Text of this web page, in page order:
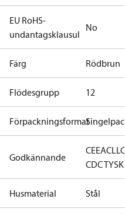
EU RoHS-
undantagsklausul
No
Färg Rödbrun
Flödesgrupp 12
FörpackningsformatSingelpack
Godkännande
CEEACLLC
CDC TYSK
Husmaterial Stål